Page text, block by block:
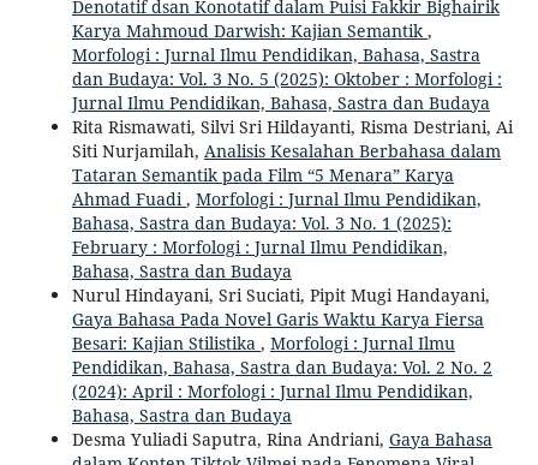
Denotatif dsan Konotatif dalam Puisi Fakkir Bighairik
Karya Mahmoud Darwish: Kajian Semantik,
Morfologi : Jurnal Ilmu Pendidikan, Bahasa, Sastra
dan Budaya: Vol. 3 No. 5 (2025): Oktober : Morfologi :
Jurnal Ilmu Pendidikan, Bahasa, Sastra dan Budaya
Rita Rismawati, Silvi Sri Hildayanti, Risma Destriani, Ai
Siti Nurjamilah, Analisis Kesalahan Berbahasa dalam
Tataran Semantik pada Film “5 Menara” Karya
Ahmad Fuadi, Morfologi : Jurnal Ilmu Pendidikan,
Bahasa, Sastra dan Budaya: Vol. 3 No. 1 (2025):
February : Morfologi : Jurnal Ilmu Pendidikan,
Bahasa, Sastra dan Budaya
Nurul Hindayani, Sri Suciati, Pipit Mugi Handayani,
Gaya Bahasa Pada Novel Garis Waktu Karya Fiersa
Besari: Kajian Stilistika , Morfologi : Jurnal Ilmu
Pendidikan, Bahasa, Sastra dan Budaya: Vol. 2 No. 2
(2024): April : Morfologi : Jurnal Ilmu Pendidikan,
Bahasa, Sastra dan Budaya
Desma Yuliadi Saputra, Rina Andriani, Gaya Bahasa